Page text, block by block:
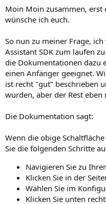
r
a
Moin Moin zusammen, erst
wünsche ich euch.
So nun zu meiner Frage,
Assistant SDK zum laufen
die Dokumentationen dazu
einen Anfänger geeignet.
ist recht "gut" beschrieben
wurden, aber der Rest eben
Die Dokumentation sagt:
Wenn die obige
Sie die folgenden Schritte
Navigieren Sie zu
Klicken Sie in der
Wählen Sie im
Klicken Sie unten